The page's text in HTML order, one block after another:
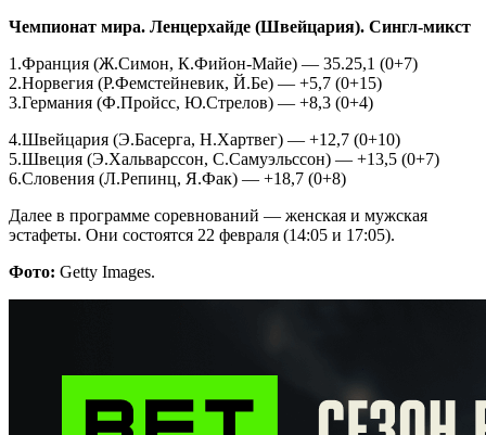
Чемпионат мира. Ленцерхайде (Швейцария). Сингл-микст
1.Франция (Ж.Симон, К.Фийон-Майе) — 35.25,1 (0+7)
2.Норвегия (Р.Фемстейневик, Й.Бе) — +5,7 (0+15)
3.Германия (Ф.Пройсс, Ю.Стрелов) — +8,3 (0+4)
4.Швейцария (Э.Басерга, Н.Хартвег) — +12,7 (0+10)
5.Швеция (Э.Хальварссон, С.Самуэльссон) — +13,5 (0+7)
6.Словения (Л.Репинц, Я.Фак) — +18,7 (0+8)
Далее в программе соревнований — женская и мужская
эстафеты. Они состоятся 22 февраля (14:05 и 17:05).
Фото: Getty Images.